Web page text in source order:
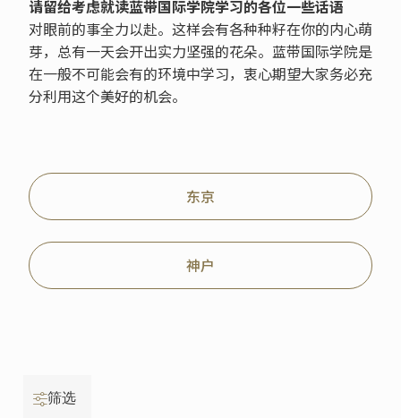
请留给考虑就读蓝带国际学院学习的各位一些话语
对眼前的事全力以赴。这样会有各种种籽在你的内心萌
芽，总有一天会开出实力坚强的花朵。蓝带国际学院是
在一般不可能会有的环境中学习，衷心期望大家务必充
分利用这个美好的机会。
东京
神户
筛选